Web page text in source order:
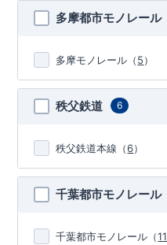
多摩都市モノレール
多摩モノレール （5）
秩父鉄道 6
秩父鉄道本線 （6）
千葉都市モノレール
千葉都市モノレール （11